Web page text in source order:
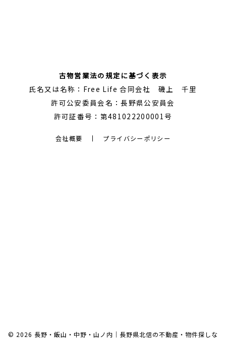
古物営業法の規定に基づく表示
氏名又は名称：Free Life 合同会社 磯上 千里
許可公安委員会名：長野県公安員会
許可証番号：第481022200001号
会社概要 プライバシーポリシー
© 2026 長野・飯山・中野・山ノ内｜長野県北信の不動産・物件探しな